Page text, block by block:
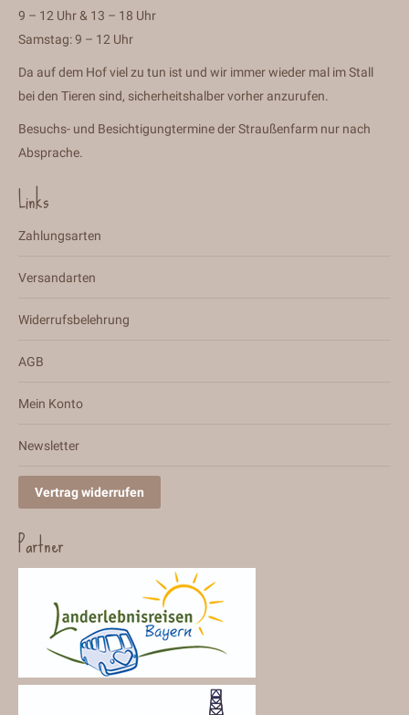
9 – 12 Uhr & 13 – 18 Uhr
Samstag: 9 – 12 Uhr
Da auf dem Hof viel zu tun ist und wir immer wieder mal im Stall
bei den Tieren sind, sicherheitshalber vorher anzurufen.
Besuchs- und Besichtigungtermine der Straußenfarm nur nach
Absprache.
Links
Zahlungsarten
Versandarten
Widerrufsbelehrung
AGB
Mein Konto
Newsletter
Vertrag widerrufen
Partner